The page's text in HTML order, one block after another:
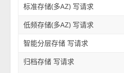
标准存储(多AZ) 写请求
低频存储(多AZ) 写请求
智能分层存储 写请求
归档存储 写请求